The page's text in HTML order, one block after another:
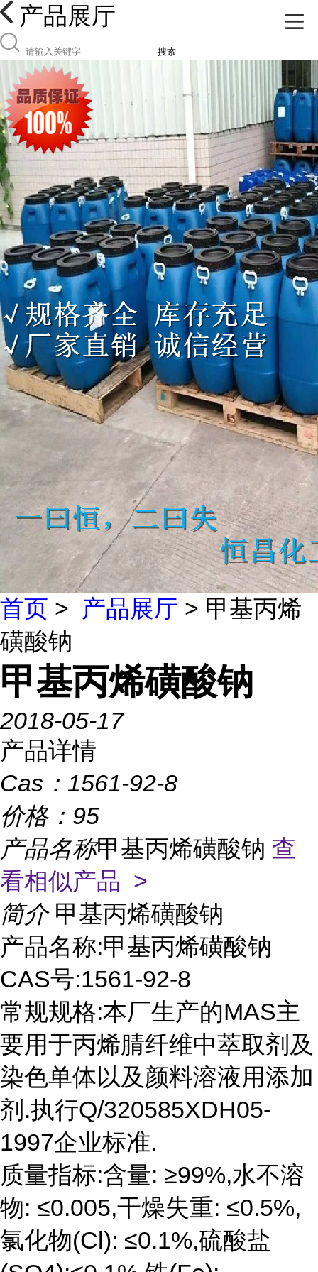
产品展厅
搜索
首页 > 产品展厅 > 甲基丙烯
磺酸钠
甲基丙烯磺酸钠
2018-05-17
产品详情
Cas： 1561-92-8
价格： 95
产品名称甲基丙烯磺酸钠 查
看相似产品 >
简介 甲基丙烯磺酸钠
产品名称:甲基丙烯磺酸钠
CAS号:1561-92-8
常规规格:本厂生产的MAS主
要用于丙烯腈纤维中萃取剂及
染色单体以及颜料溶液用添加
剂.执行Q/320585XDH05-
1997企业标准.
质量指标:含量: ≥99%,水不溶
物: ≤0.005,干燥失重: ≤0.5%,
氯化物(Cl): ≤0.1%,硫酸盐